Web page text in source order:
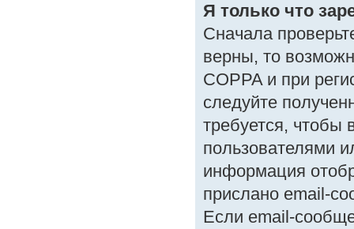
Я только что
Сначала
верны, то
COPPA и при
следуйте
требуется, чтобы
пользователями
информация
прислано email-
Если email-